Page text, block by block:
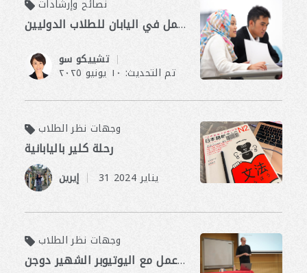
نصائح وإرشادات
فرص العمل في اليابان للطلاب الدوليين
تشييكو سو
تم التحديث: ١٠ يونيو ٢٠٢٥
وجهات نظر الطلاب
رحلة كلير باليابانية
إيرين 31 يناير 2024
وجهات نظر الطلاب
عن فن الكتابة: ورشة عمل مع اليوتيوبر الشهير دوجن